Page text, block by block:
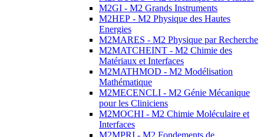
M2GI - M2 Grands Instruments
M2HEP - M2 Physique des Hautes
Energies
M2MARES - M2 Physique par Recherche
M2MATCHEINT - M2 Chimie des
Matériaux et Interfaces
M2MATHMOD - M2 Modélisation
Mathématique
M2MECENCLI - M2 Génie Mécanique
pour les Cliniciens
M2MOCHI - M2 Chimie Moléculaire et
Interfaces
M2MPRI - M2 Fondements de